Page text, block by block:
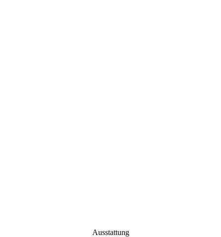
Ausstattung